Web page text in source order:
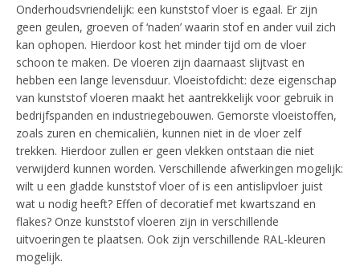
Onderhoudsvriendelijk: een kunststof vloer is egaal. Er zijn
geen geulen, groeven of ‘naden’ waarin stof en ander vuil zich
kan ophopen. Hierdoor kost het minder tijd om de vloer
schoon te maken. De vloeren zijn daarnaast slijtvast en
hebben een lange levensduur. Vloeistofdicht: deze eigenschap
van kunststof vloeren maakt het aantrekkelijk voor gebruik in
bedrijfspanden en industriegebouwen. Gemorste vloeistoffen,
zoals zuren en chemicaliën, kunnen niet in de vloer zelf
trekken. Hierdoor zullen er geen vlekken ontstaan die niet
verwijderd kunnen worden. Verschillende afwerkingen mogelijk:
wilt u een gladde kunststof vloer of is een antislipvloer juist
wat u nodig heeft? Effen of decoratief met kwartszand en
flakes? Onze kunststof vloeren zijn in verschillende
uitvoeringen te plaatsen. Ook zijn verschillende RAL-kleuren
mogelijk.